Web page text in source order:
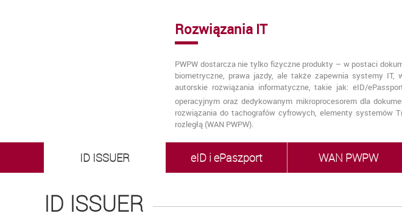
Rozwiązania IT
PWPW dostarcza nie tylko fizyczne produkty – w postaci
biometryczne, prawa jazdy, ale także zapewnia systemy
autorskie rozwiązania informatyczne, takie jak: eID/
operacyjnym oraz dedykowanym mikroprocesorem dla
rozwiązania do tachografów cyfrowych, elementy systemów
rozległą (WAN PWPW).
ID ISSUER eID i ePaszport WAN PWPW
ID ISSUER